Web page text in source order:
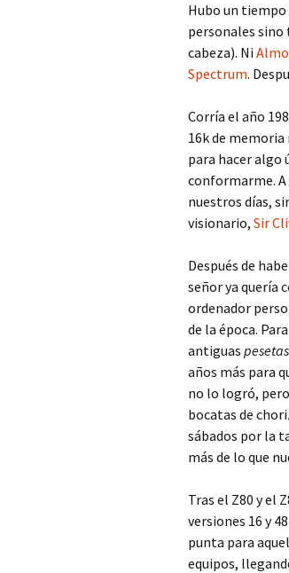
Hubo un
personales sino
cabeza). Ni
Spectrum.
Corría el año
16k de memoria
para hacer algo
conformarme. A
nuestros días,
visionario, Sir
Después de
señor ya quería
ordenador
de la época.
antiguas pesetas
años más para
no lo logró,
bocatas de
sábados por la
más de lo que
Tras el Z80 y el
versiones 16 y
punta para
equipos,